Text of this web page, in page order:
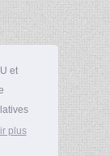
et
plus